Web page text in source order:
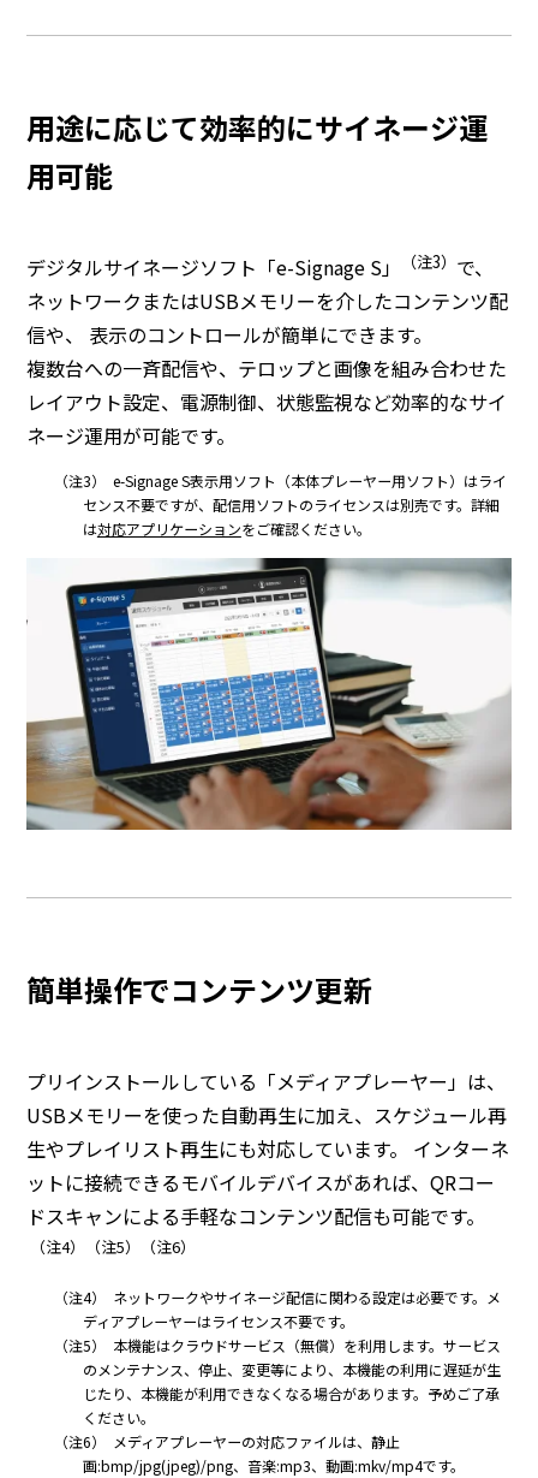
用途に応じて効率的にサイネージ運
用可能
デジタルサイネージソフト「e-Signage S」 （注3） で、
ネットワークまたはUSBメモリーを介したコンテンツ配
信や、 表示のコントロールが簡単にできます。
複数台への一斉配信や、テロップと画像を組み合わせた
レイアウト設定、電源制御、状態監視など効率的なサイ
ネージ運用が可能です。
（注3）
e-Signage S表示用ソフト（本体プレーヤー用ソフト）はライ
センス不要ですが、配信用ソフトのライセンスは別売です。詳細
は対応アプリケーションをご確認ください。
簡単操作でコンテンツ更新
プリインストールしている「メディアプレーヤー」は、
USBメモリーを使った自動再生に加え、スケジュール再
生やプレイリスト再生にも対応しています。 インターネ
ットに接続できるモバイルデバイスがあれば、QRコー
ドスキャンによる手軽なコンテンツ配信も可能です。
（注4）（注5）（注6）
（注4）
ネットワークやサイネージ配信に関わる設定は必要です。メ
ディアプレーヤーはライセンス不要です。
（注5）
本機能はクラウドサービス（無償）を利用します。サービス
のメンテナンス、停止、変更等により、本機能の利用に遅延が生
じたり、本機能が利用できなくなる場合があります。予めご了承
ください。
（注6）
メディアプレーヤーの対応ファイルは、静止
画:bmp/jpg(jpeg)/png、音楽:mp3、動画:mkv/mp4です。